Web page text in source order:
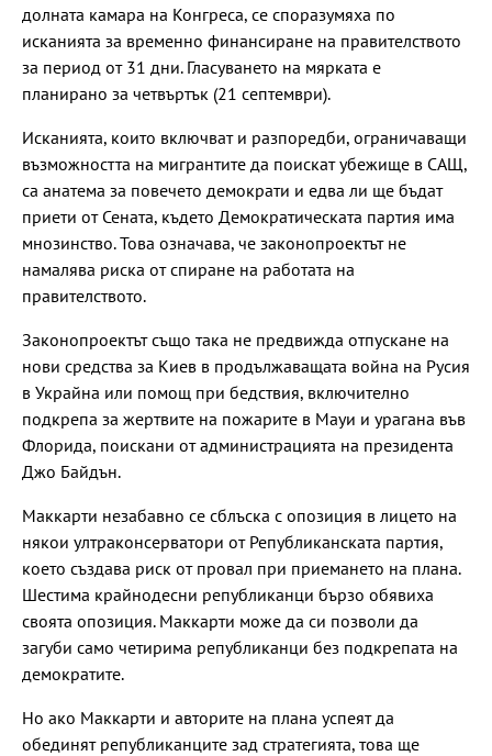
долната камара на Конгреса, се споразумяха по
исканията за временно финансиране на правителството
за период от 31 дни. Гласуването на мярката е
планирано за четвъртък (21 септември).
Исканията, които включват и разпоредби, ограничаващи
възможността на мигрантите да поискат убежище в САЩ,
са анатема за повечето демократи и едва ли ще бъдат
приети от Сената, където Демократическата партия има
мнозинство. Това означава, че законопроектът не
намалява риска от спиране на работата на
правителството.
Законопроектът също така не предвижда отпускане на
нови средства за Киев в продължаващата война на Русия
в Украйна или помощ при бедствия, включително
подкрепа за жертвите на пожарите в Мауи и урагана във
Флорида, поискани от администрацията на президента
Джо Байдън.
Маккарти незабавно се сблъска с опозиция в лицето на
някои ултраконсерватори от Републиканската партия,
което създава риск от провал при приемането на плана.
Шестима крайнодесни републиканци бързо обявиха
своята опозиция. Маккарти може да си позволи да
загуби само четирима републиканци без подкрепата на
демократите.
Но ако Маккарти и авторите на плана успеят да
обединят републиканците зад стратегията, това ще